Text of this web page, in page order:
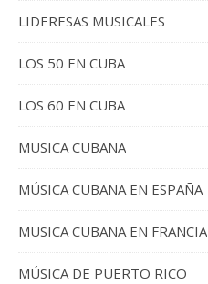
LIDERESAS MUSICALES
LOS 50 EN CUBA
LOS 60 EN CUBA
MUSICA CUBANA
MÚSICA CUBANA EN ESPAÑA
MUSICA CUBANA EN FRANCIA
MÚSICA DE PUERTO RICO